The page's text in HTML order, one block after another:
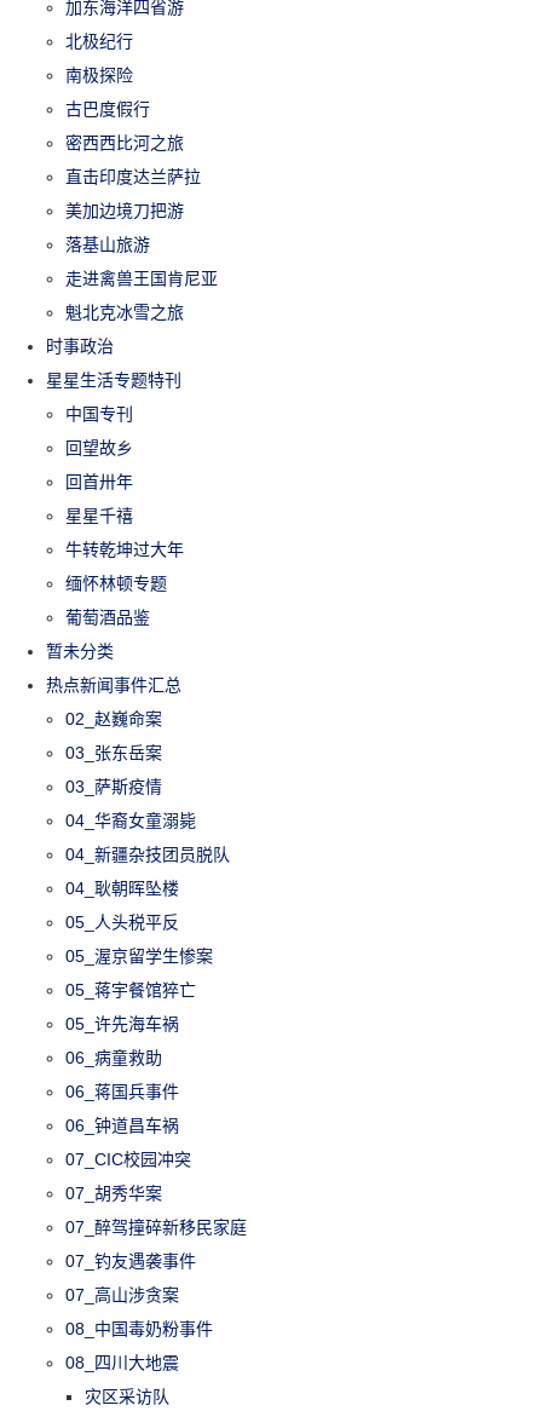
加东海洋四省游
北极纪行
南极探险
古巴度假行
密西西比河之旅
直击印度达兰萨拉
美加边境刀把游
落基山旅游
走进禽兽王国肯尼亚
魁北克冰雪之旅
时事政治
星星生活专题特刊
中国专刊
回望故乡
回首卅年
星星千禧
牛转乾坤过大年
缅怀林顿专题
葡萄酒品鉴
暂未分类
热点新闻事件汇总
02_赵巍命案
03_张东岳案
03_萨斯疫情
04_华裔女童溺毙
04_新疆杂技团员脱队
04_耿朝晖坠楼
05_人头税平反
05_渥京留学生惨案
05_蒋宇餐馆猝亡
05_许先海车祸
06_病童救助
06_蒋国兵事件
06_钟道昌车祸
07_CIC校园冲突
07_胡秀华案
07_醉驾撞碎新移民家庭
07_钓友遇袭事件
07_高山涉贪案
08_中国毒奶粉事件
08_四川大地震
灾区采访队